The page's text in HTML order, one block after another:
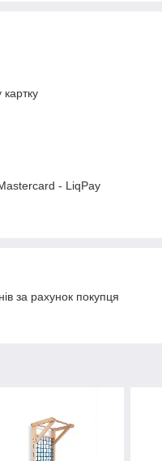
- LiqPay
за рахунок покупця